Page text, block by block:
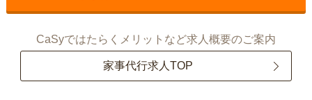
CaSyではたらくメリットなど求人概要のご案内
家事代行求人TOP